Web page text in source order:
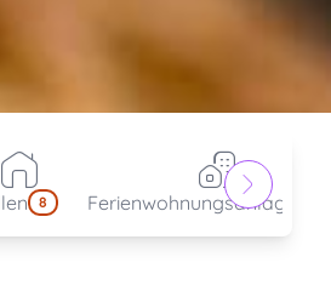
8 Ferienwohnungsanlagen